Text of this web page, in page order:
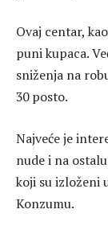
Ovaj centar,
puni kupaca.
sniženja na
30 posto.
Najveće je
nude i na
koji su izloženi
Konzumu.